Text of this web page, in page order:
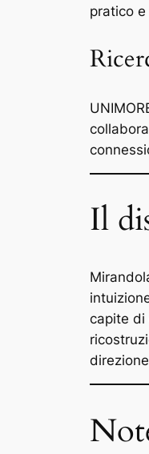
pratico
Il
capite di